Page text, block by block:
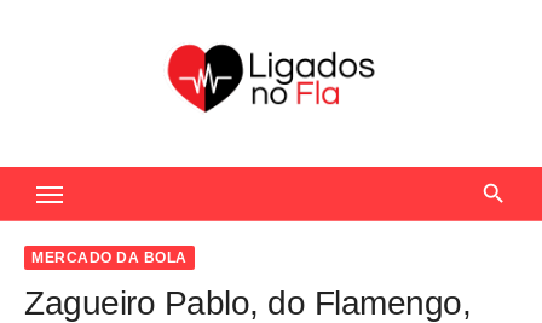
c
MERCADO DA BOLA
Zagueiro Pablo, do Flamengo,